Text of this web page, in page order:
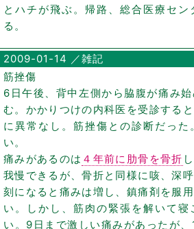
とハチが飛ぶ。帰路、総合医療セ
る。
2009-01-14 ／雑記
筋挫傷
6日午後、背中左側から脇腹が痛み
む。かかりつけの内科医を受診する
に異常なし。筋挫傷との診断だった
い。
痛みがあるのは ４年前に肋骨を骨折
我慢できるが、骨折と同様に咳、深
刻になると痛みは増し、鎮痛剤を服
い。しかし、筋肉の緊張を解いて寝
い。9日まで激しい痛みがあったが